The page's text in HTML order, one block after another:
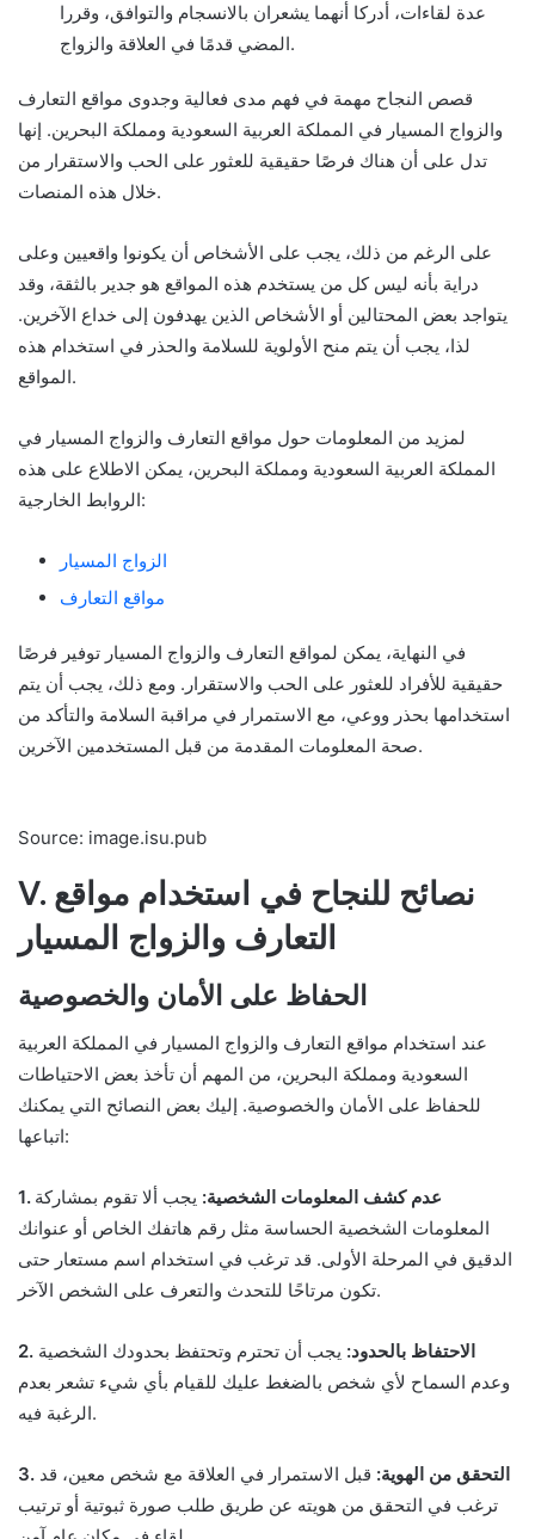
عدة لقاءات، أدركا أنهما يشعران بالانسجام والتوافق، وقررا
المضي قدمًا في العلاقة والزواج.
قصص النجاح مهمة في فهم مدى فعالية وجدوى مواقع التعارف
والزواج المسيار في المملكة العربية السعودية ومملكة البحرين. إنها
تدل على أن هناك فرصًا حقيقية للعثور على الحب والاستقرار من
خلال هذه المنصات.
على الرغم من ذلك، يجب على الأشخاص أن يكونوا واقعيين وعلى
دراية بأنه ليس كل من يستخدم هذه المواقع هو جدير بالثقة، وقد
يتواجد بعض المحتالين أو الأشخاص الذين يهدفون إلى خداع الآخرين.
لذا، يجب أن يتم منح الأولوية للسلامة والحذر في استخدام هذه
المواقع.
لمزيد من المعلومات حول مواقع التعارف والزواج المسيار في
المملكة العربية السعودية ومملكة البحرين، يمكن الاطلاع على هذه
الروابط الخارجية:
الزواج المسيار
مواقع التعارف
في النهاية، يمكن لمواقع التعارف والزواج المسيار توفير فرصًا
حقيقية للأفراد للعثور على الحب والاستقرار. ومع ذلك، يجب أن يتم
استخدامها بحذر ووعي، مع الاستمرار في مراقبة السلامة والتأكد من
صحة المعلومات المقدمة من قبل المستخدمين الآخرين.
Source: image.isu.pub
V. نصائح للنجاح في استخدام مواقع
التعارف والزواج المسيار
الحفاظ على الأمان والخصوصية
عند استخدام مواقع التعارف والزواج المسيار في المملكة العربية
السعودية ومملكة البحرين، من المهم أن تأخذ بعض الاحتياطات
للحفاظ على الأمان والخصوصية. إليك بعض النصائح التي يمكنك
اتباعها:
1. عدم كشف المعلومات الشخصية: يجب ألا تقوم بمشاركة
المعلومات الشخصية الحساسة مثل رقم هاتفك الخاص أو عنوانك
الدقيق في المرحلة الأولى. قد ترغب في استخدام اسم مستعار حتى
تكون مرتاحًا للتحدث والتعرف على الشخص الآخر.
2. الاحتفاظ بالحدود: يجب أن تحترم وتحتفظ بحدودك الشخصية
وعدم السماح لأي شخص بالضغط عليك للقيام بأي شيء تشعر بعدم
الرغبة فيه.
3. التحقق من الهوية: قبل الاستمرار في العلاقة مع شخص معين، قد
ترغب في التحقق من هويته عن طريق طلب صورة ثبوتية أو ترتيب